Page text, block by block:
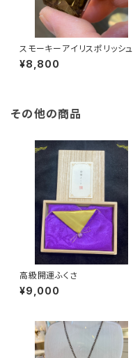
スモーキーアイリスポリッシュ
¥8,800
その他の商品
高級開運ふくさ
¥9,000